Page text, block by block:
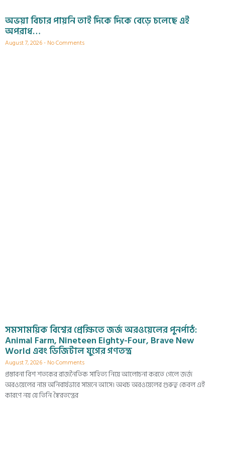
অভয়া বিচার পায়নি তাই দিকে দিকে বেড়ে চলেছে এই
অপরাধ…
August 7, 2026 No Comments
সমসাময়িক বিশ্বের প্রেক্ষিতে জর্জ অরওয়েলের পুনর্পাঠ:
Animal Farm, Nineteen Eighty-Four, Brave New
World এবং ডিজিটাল যুগের গণতন্ত্র
August 7, 2026 No Comments
প্রস্তাবনা বিশ শতকের রাজনৈতিক সাহিত্য নিয়ে আলোচনা করতে গেলে জর্জ
অরওয়েলের নাম অনিবার্যভাবে সামনে আসে। অথচ অরওয়েলের গুরুত্ব কেবল এই
কারণে নয় যে তিনি স্বৈরতন্ত্রের